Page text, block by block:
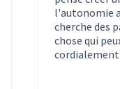
l'autonomie
cherche des
chose qui
cordialement